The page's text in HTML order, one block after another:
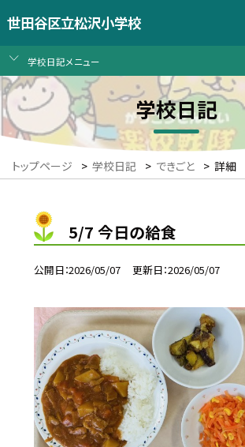
世田谷区立松沢小学校
学校日記メニュー
学校日記
トップページ > 学校日記 > できごと > 詳細
5/7 今日の給食
公開日 2026/05/07 更新日 2026/05/07